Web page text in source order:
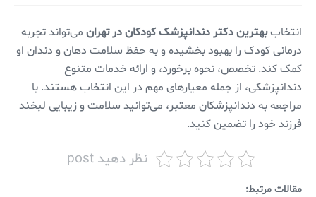
انتخاببهترین دکتر دندانپزشک کودکان در تهران می‌تواند تجربه
درمانی کودک را بهبود بخشیده و به حفظ سلامت دهان و دندان او
کمک کند. تخصص، نحوه برخورد، و ارائه خدمات متنوع
دندانپزشکی، از جمله معیارهای مهم در این انتخاب هستند. با
مراجعه به دندانپزشکان معتبر، می‌توانید سلامت و زیبایی لبخند
فرزند خود را تضمین کنید.
نظر دهید post
مقالات مرتبط: